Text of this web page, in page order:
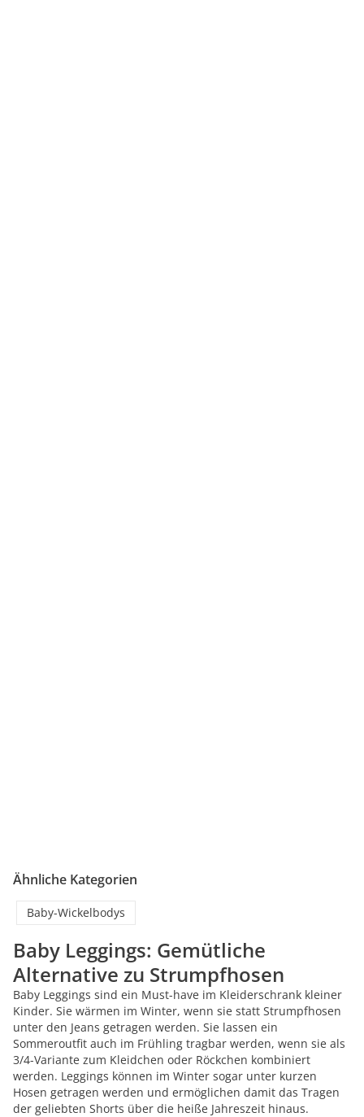
Ähnliche Kategorien
Baby-Wickelbodys
Baby Leggings: Gemütliche
Alternative zu Strumpfhosen
Baby Leggings sind ein Must-have im Kleiderschrank kleiner
Kinder. Sie wärmen im Winter, wenn sie statt Strumpfhosen
unter den Jeans getragen werden. Sie lassen ein
Sommeroutfit auch im Frühling tragbar werden, wenn sie als
3/4-Variante zum Kleidchen oder Röckchen kombiniert
werden. Leggings können im Winter sogar unter kurzen
Hosen getragen werden und ermöglichen damit das Tragen
der geliebten Shorts über die heiße Jahreszeit hinaus.